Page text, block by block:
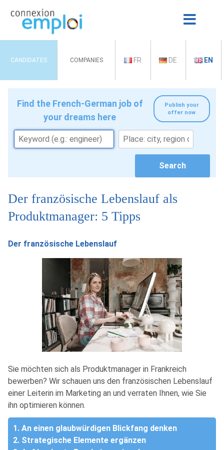
CANDIDATES COMPANIES FR DE EN
Publish your
offer now
Find the French-German job of
your dreams here
Der französische Lebenslauf als
Produktmanager: 5 Tipps
Der französische Lebenslauf
Sie möchten sich als Produktmanager in Frankreich
bewerben? Wir schauen uns den französischen Lebenslauf
einer Leiterin im Marketing an und verraten Ihnen, wie Sie
ihn optimieren können.
1. An einen glaubwürdigen Blickfang denken
2. Strategische Elemente ergänzen